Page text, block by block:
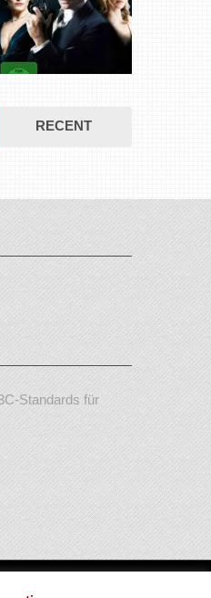
RECENT
Standards für